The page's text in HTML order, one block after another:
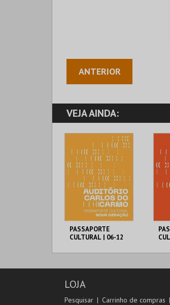
ANTERIOR
VEJA AINDA:
PASSAPORTE
CULTURAL | 06-12
MUNICÍPIO DE
06-12 ANOS
13-
LOJA
Pesquisar Carrinho de compras